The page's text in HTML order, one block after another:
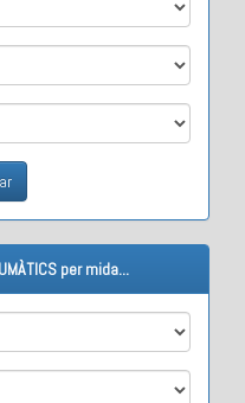
per mida...